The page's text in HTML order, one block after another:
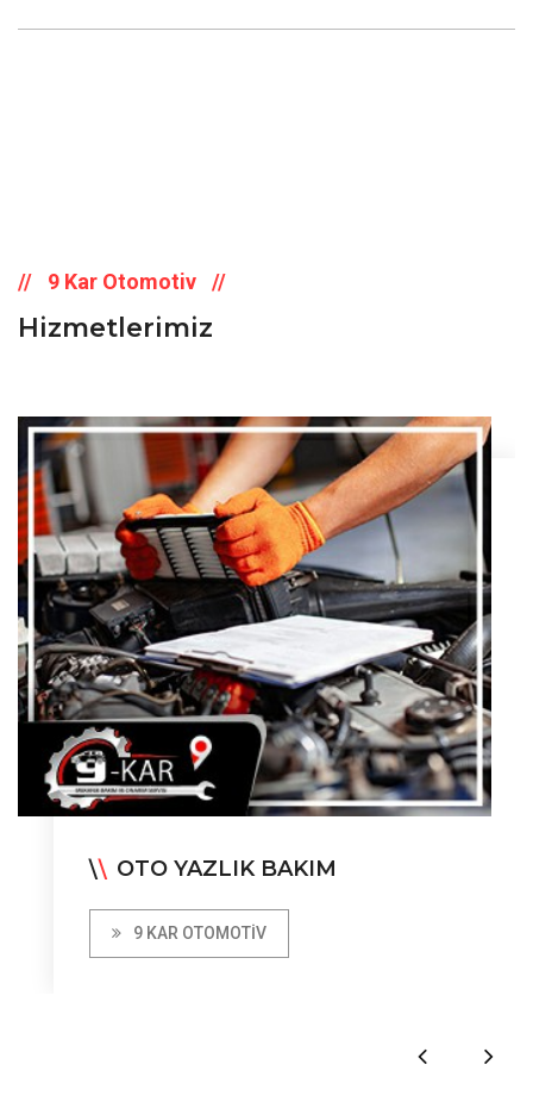
9 Kar Otomotiv
Hizmetlerimiz
\\ OTO YAZLIK BAKIM
9 KAR OTOMOTIV